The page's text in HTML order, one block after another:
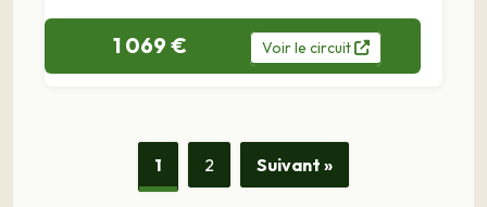
1 069 € Voirle circuit
1 2 Suivant »